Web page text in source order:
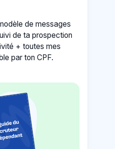
de messages
de ta prospection
+ toutes mes
par ton CPF.